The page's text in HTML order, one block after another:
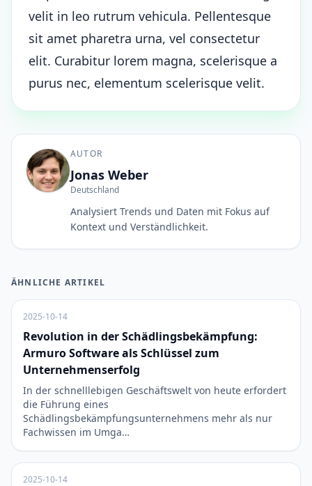
velit in leo rutrum vehicula. Pellentesque
sit amet pharetra urna, vel consectetur
elit. Curabitur lorem magna, scelerisque a
purus nec, elementum scelerisque velit.
AUTOR
Jonas Weber
Deutschland
Analysiert Trends und Daten mit Fokus auf
Kontext und Verständlichkeit.
ÄHNLICHE ARTIKEL
2025-10-14
Revolution in der Schädlingsbekämpfung:
Armuro Software als Schlüssel zum
Unternehmenserfolg
In der schnelllebigen Geschäftswelt von heute erfordert
die Führung eines
Schädlingsbekämpfungsunternehmens mehr als nur
Fachwissen im Umga…
2025-10-14